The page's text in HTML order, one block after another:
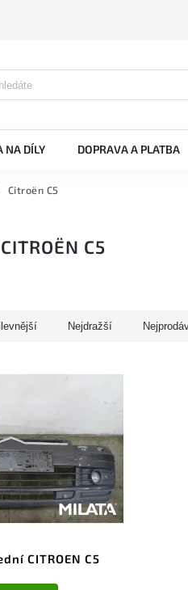
NA DÍLY DOPRAVA A PLATBA
Citroën C5
C5
Nejdražší
CITROEN C5